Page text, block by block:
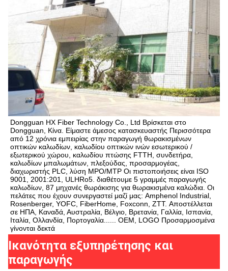
Dongguan HX Fiber Technology Co., Ltd Βρίσκεται στο
Dongguan, Κίνα. Είμαστε άμεσος κατασκευαστής Περισσότερα
από 12 χρόνια εμπειρίας στην παραγωγή θωρακισμένων
οπτικών καλωδίων, καλωδίου οπτικών ινών εσωτερικού /
εξωτερικού χώρου, καλωδίου πτώσης FTTH, συνδετήρα,
καλωδίων μπαλωμάτων, πλεξούδας, προσαρμογέας,
διαχωριστής PLC, λύση MPO/MTP Οι πιστοποιήσεις είναι ISO
9001, 2001:201, ULHRo5. διαθέτουμε 5 γραμμές παραγωγής
καλωδίων, 87 μηχανές θωράκισης για θωρακισμένα καλώδια. Οι
πελάτες που έχουν συνεργαστεί μαζί μας: Amphenol Industrial,
Rosenberger, YOFC, FiberHome, Foxconn, ZTT. Αποστέλλεται
σε ΗΠΑ, Καναδά, Αυστραλία, Βέλγιο, Βρετανία, Γαλλία, Ισπανία,
Ιταλία, Ολλανδία, Πορτογαλία...... OEM, LOGO Προσαρμοσμένα
γίνονται δεκτά
Ικανότητα εξυπηρέτησης και
παραγωγής